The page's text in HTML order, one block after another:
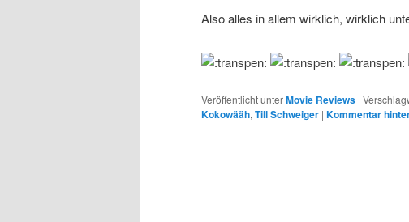
Also alles in allem wirklich, wirklich
Veröffentlicht unterMovie Reviews |
Kokowääh, Till Schweiger | Kommentar